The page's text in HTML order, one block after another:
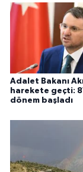
Adalet Bakanı
harekete geçti:
dönem başladı